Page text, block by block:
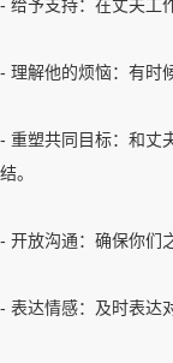
- 给予支持：在丈夫工
- 理解他的烦恼：有时
- 重塑共同目标：和丈
结。
- 开放沟通：确保你们
- 表达情感：及时表达